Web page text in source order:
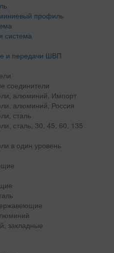
профиль
система
и передачи ШВП
соединители
алюминий, Импорт
алюминий, Россия
сталь
сталь, 30, 45, 60, 135
в один уровень
закладные